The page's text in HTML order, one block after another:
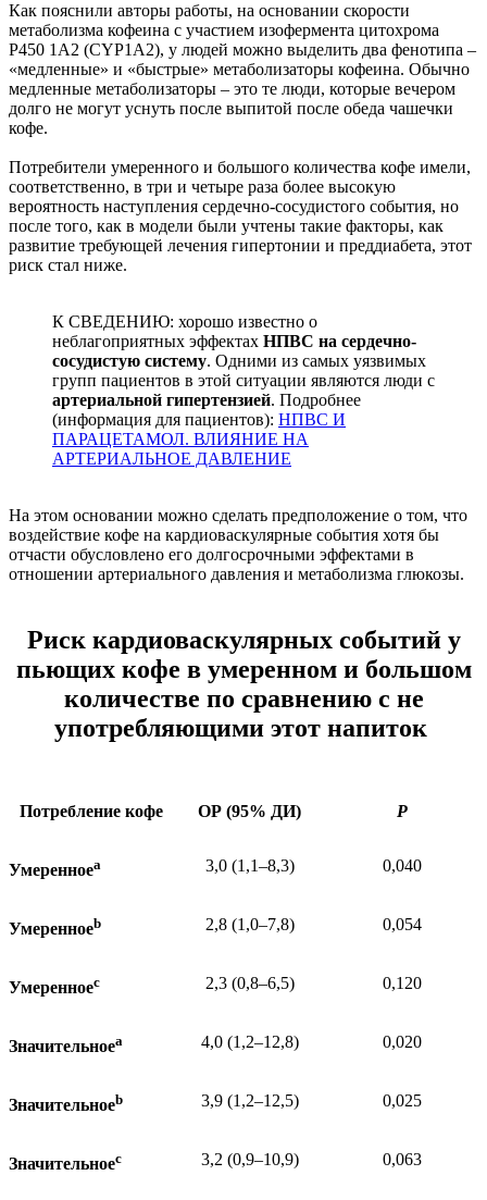
Как пояснили авторы работы, на основании скорости
метаболизма кофеина с участием изофермента цитохрома
P450 1A2 (CYP1A2), у людей можно выделить два фенотипа –
«медленные» и «быстрые» метаболизаторы кофеина. Обычно
медленные метаболизаторы – это те люди, которые вечером
долго не могут уснуть после выпитой после обеда чашечки
кофе.
Потребители умеренного и большого количества кофе имели,
соответственно, в три и четыре раза более высокую
вероятность наступления сердечно-сосудистого события, но
после того, как в модели были учтены такие факторы, как
развитие требующей лечения гипертонии и преддиабета, этот
риск стал ниже.
К СВЕДЕНИЮ: хорошо известно о
неблагоприятных эффектах НПВС на сердечно-
сосудистую систему. Одними из самых уязвимых
групп пациентов в этой ситуации являются люди с
артериальной гипертензией. Подробнее
(информация для пациентов): НПВС И
ПАРАЦЕТАМОЛ. ВЛИЯНИЕ НА
АРТЕРИАЛЬНОЕ ДАВЛЕНИЕ
На этом основании можно сделать предположение о том, что
воздействие кофе на кардиоваскулярные события хотя бы
отчасти обусловлено его долгосрочными эффектами в
отношении артериального давления и метаболизма глюкозы.
Риск кардиоваскулярных событий у
пьющих кофе в умеренном и большом
количестве по сравнению с не
употребляющими этот напиток
Потребление кофе ОР (95% ДИ) P
Умеренноеa 3,0 (1,1–8,3) 0,040
Умеренноеb 2,8 (1,0–7,8) 0,054
Умеренноеc 2,3 (0,8–6,5) 0,120
Значительноеa 4,0 (1,2–12,8) 0,020
Значительноеb 3,9 (1,2–12,5) 0,025
Значительноеc 3,2 (0,9–10,9) 0,063